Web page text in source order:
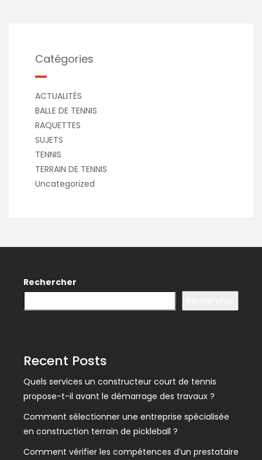
Catégories
ACTUALITÉS
BALLE DE TENNIS
RAQUETTES
SUJETS
TENNIS
TERRAIN DE TENNIS
Uncategorized
Rechercher
Recent Posts
Quels services un constructeur court de tennis
propose-t-il avant le démarrage des travaux ?
Comment sélectionner une entreprise spécialisée
en construction terrain de pickleball ?
Comment vérifier les compétences d’un prestataire